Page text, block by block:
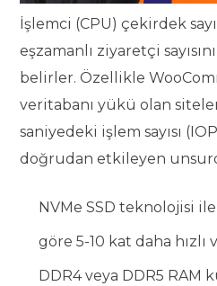
İşlemci (CPU) çekirdek
eşzamanlı ziyaretçi
belirler. Özellikle
veritabanı yükü olan
saniyedeki işlem sayısı
doğrudan etkileyen
NVMe SSD teknolojisi
göre 5-10 kat daha hızlı
DDR4 veya DDR5 RAM